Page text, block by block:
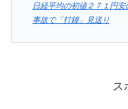
日経平均の初値２７１円
事故で「打鐘」見送り
ス